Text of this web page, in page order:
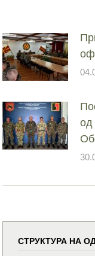
од
СТРУКТУРА НА